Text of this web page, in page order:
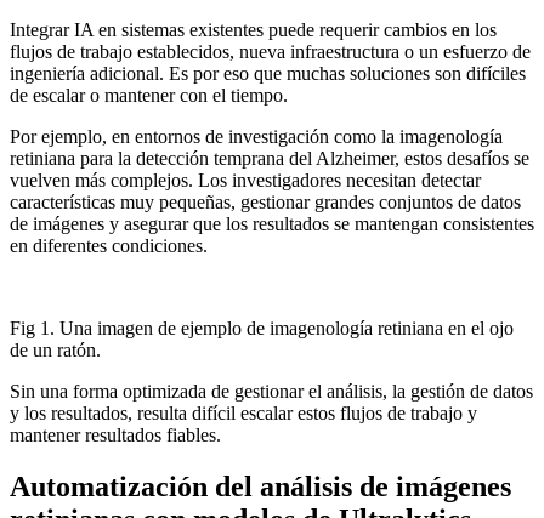
Integrar IA en sistemas existentes puede requerir cambios en los
flujos de trabajo establecidos, nueva infraestructura o un esfuerzo de
ingeniería adicional. Es por eso que muchas soluciones son difíciles
de escalar o mantener con el tiempo.
Por ejemplo, en entornos de investigación como la imagenología
retiniana para la detección temprana del Alzheimer, estos desafíos se
vuelven más complejos. Los investigadores necesitan detectar
características muy pequeñas, gestionar grandes conjuntos de datos
de imágenes y asegurar que los resultados se mantengan consistentes
en diferentes condiciones.
Fig 1. Una imagen de ejemplo de imagenología retiniana en el ojo
de un ratón.
Sin una forma optimizada de gestionar el análisis, la gestión de datos
y los resultados, resulta difícil escalar estos flujos de trabajo y
mantener resultados fiables.
Automatización del análisis de imágenes